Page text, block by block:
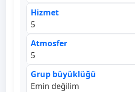
Hizmet
5
Atmosfer
5
Grup büyüklüğü
Emin değilim